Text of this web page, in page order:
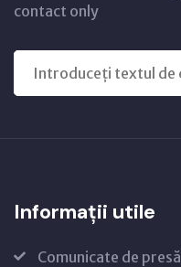
contact only
Informații utile
Comunicate de presă